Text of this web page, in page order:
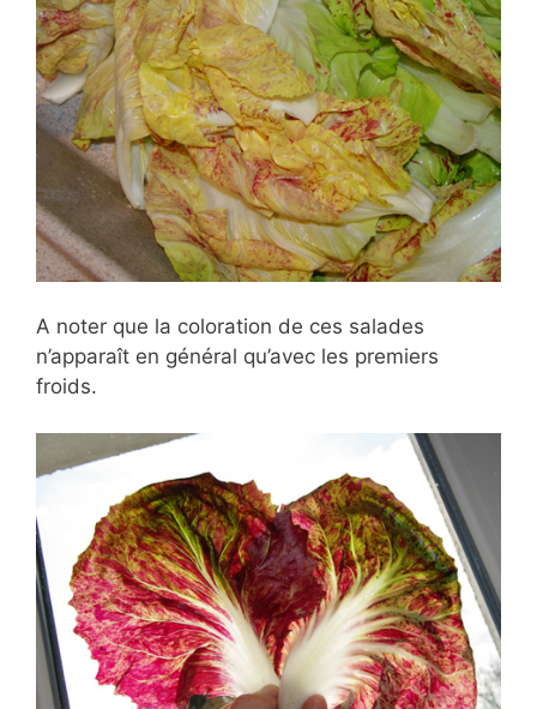
A noter que la coloration de ces salades
n’apparaît en général qu’avec les premiers
froids.